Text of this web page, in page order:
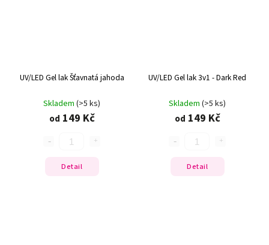
UV/LED Gel lak Šťavnatá jahoda
Skladem (>5 ks)
od 149 Kč
Detail
UV/LED Gel lak 3v1 - Dark Red
Skladem (>5 ks)
od 149 Kč
Detail